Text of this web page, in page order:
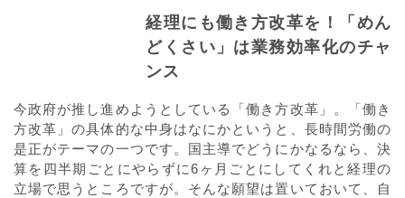
経理にも働き方改革を！「めん
どくさい」は業務効率化のチャ
ンス
今政府が推し進めようとしている「働き方改革」。「働き
方改革」の具体的な中身はなにかというと、長時間労働の
是正がテーマの一つです。国主導でどうにかなるなら、決
算を四半期ごとにやらずに6ヶ月ごとにしてくれと経理の
立場で思うところですが。そんな願望は置いておいて、自